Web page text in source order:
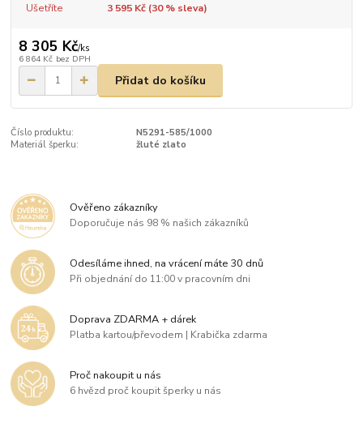
Ušetříte
3 595 Kč (30% sleva)
8 305 Kč/ks
6 864 Kč bez DPH
Přidat do košíku
Číslo produktu:
N5291-585/1000
Materiál šperku:
žluté zlato
Ověřeno zákazníky
Doporučuje nás 98 % našich zákazníků
Odesíláme ihned, na vrácení máte 30 dnů
Při objednání do 11:00 v pracovním dni
Doprava ZDARMA + dárek
Platba kartou/převodem | Krabička zdarma
Proč nakoupit u nás
6 hvězd proč koupit šperky u nás